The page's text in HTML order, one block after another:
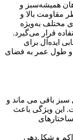
همیشه‌سبز و
بالا و
مختلف به‌ویژه
قرار می‌گیرد.
ایده‌آل برای
و طول عمر به فضای
باقی می‌ ماند و
این ویژگی باعث
و شکل‌دهی